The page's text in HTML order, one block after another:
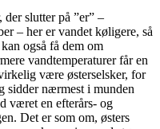
der slutter på ”er” –
– her er vandet køligere, så
også få dem om
vandtemperaturer får en
være østerselsker, for
sidder nærmest i munden
været en efterårs- og
Det er som om, østers